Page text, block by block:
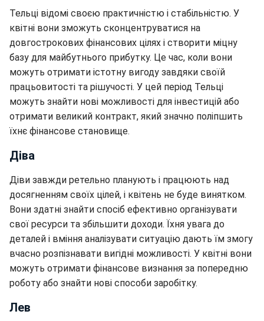
Тельці відомі своєю практичністю і стабільністю. У
квітні вони зможуть сконцентруватися на
довгострокових фінансових цілях і створити міцну
базу для майбутнього прибутку. Це час, коли вони
можуть отримати істотну вигоду завдяки своїй
працьовитості та рішучості. У цей період Тельці
можуть знайти нові можливості для інвестицій або
отримати великий контракт, який значно поліпшить
їхнє фінансове становище.
Діва
Діви завжди ретельно планують і працюють над
досягненням своїх цілей, і квітень не буде винятком.
Вони здатні знайти спосіб ефективно організувати
свої ресурси та збільшити доходи. Їхня увага до
деталей і вміння аналізувати ситуацію дають їм змогу
вчасно розпізнавати вигідні можливості. У квітні вони
можуть отримати фінансове визнання за попередню
роботу або знайти нові способи заробітку.
Лев